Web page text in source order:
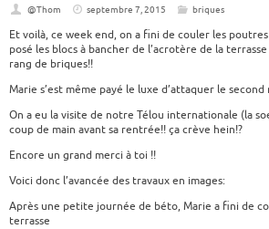
@Thom septembre 7, 2015 briques
Et voilà, ce week end, on a fini de couler les
posé les blocs à bancher de l’acrotère de la
rang de briques!!
Marie s’est même payé le luxe d’attaquer le second
On a eu la visite de notre Télou internationale (la
coup de main avant sa rentrée!! ça crève hein!?
Encore un grand merci à toi !!
Voici donc l’avancée des travaux en images:
Après une petite journée de béto, Marie a fini de
terrasse